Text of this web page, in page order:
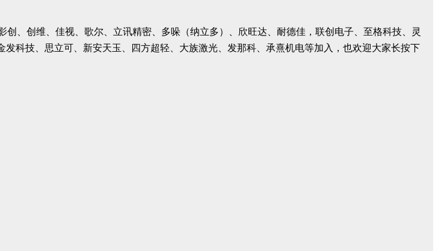
、创维、佳视、歌尔、立讯精密、多哚（纳立多）、欣旺达、耐德佳，联创电子、至格科技、灵
科技、思立可、新安天玉、四方超轻、大族激光、发那科、承熹机电等加入，也欢迎大家长按下